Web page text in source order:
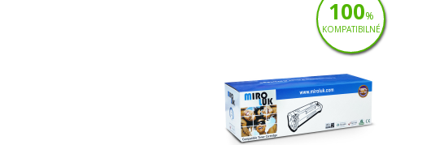
100%
KOMPATIBILNÉ